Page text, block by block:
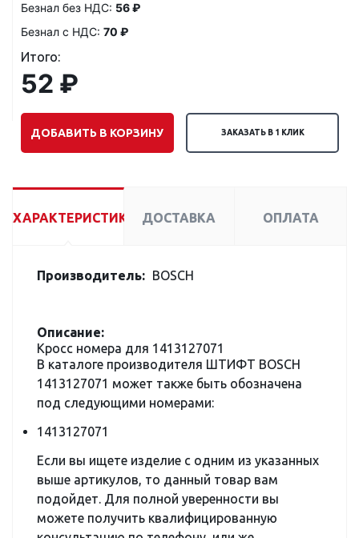
Безнал без НДС: 56 ₽
Безнал с НДС: 70 ₽
Итого:
52 ₽
ДОБАВИТЬ В КОРЗИНУ ЗАКАЗАТЬ В 1 КЛИК
ХАРАКТЕРИСТИКИ ДОСТАВКА ОПЛАТА
Производитель: BOSCH
Описание:
Кросс номера для 1413127071
В каталоге производителя ШТИФТ BOSCH
1413127071 может также быть обозначена
под следующими номерами:
1413127071
Если вы ищете изделие с одним из указанных
выше артикулов, то данный товар вам
подойдет. Для полной уверенности вы
можете получить квалифицированную